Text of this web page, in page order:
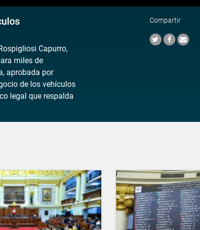
Capurro,
miles de
aprobada por
de los vehículos
legal que respalda
Compartir